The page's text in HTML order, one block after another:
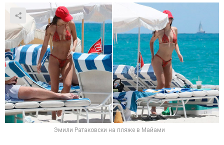
Эмили Ратаковски на пляже в Майами